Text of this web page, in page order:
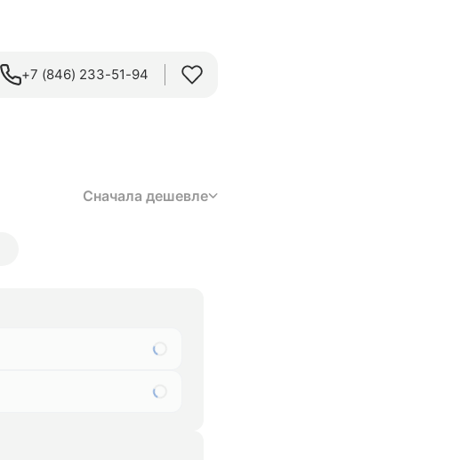
+7 (846) 233-51-94
Сначала дешевле